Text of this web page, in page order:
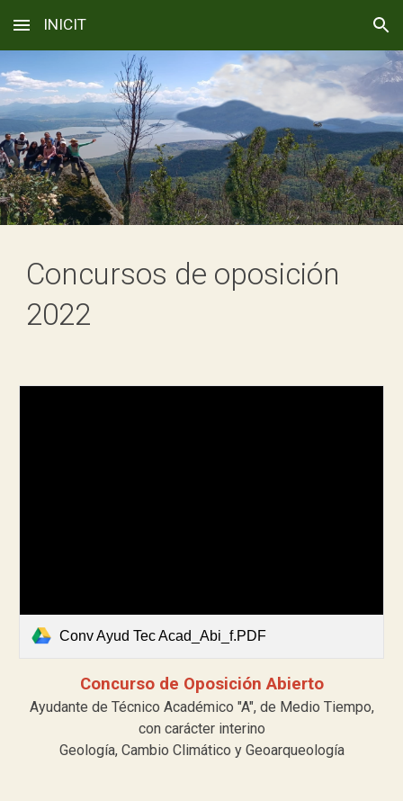
Skip to main content Skip to navigation
INICIT
Concursos de oposición
2022
Conv Ayud Tec Acad_Abi_f.PDF
Concurso de Oposición Abierto
Ayudante de Técnico Académico "A", de Medio Tiempo,
con carácter interino
Geología, Cambio Climático y Geoarqueología